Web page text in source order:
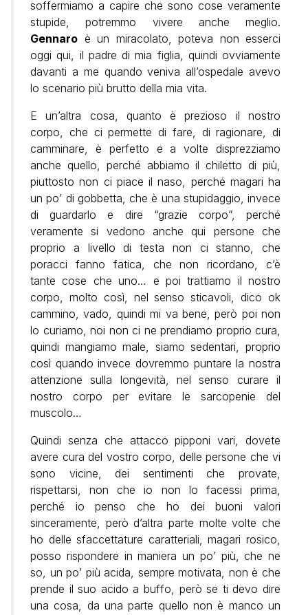
soffermiamo a capire che sono cose veramente
stupide, potremmo vivere anche meglio.
Gennaro è un miracolato, poteva non esserci
oggi qui, il padre di mia figlia, quindi ovviamente
davanti a me quando veniva all’ospedale avevo
lo scenario più brutto della mia vita.
E un’altra cosa, quanto è prezioso il nostro
corpo, che ci permette di fare, di ragionare, di
camminare, è perfetto e a volte disprezziamo
anche quello, perché abbiamo il chiletto di più,
piuttosto non ci piace il naso, perché magari ha
un po’ di gobbetta, che è una stupidaggio, invece
di guardarlo e dire “grazie corpo”, perché
veramente si vedono anche qui persone che
proprio a livello di testa non ci stanno, che
poracci fanno fatica, che non ricordano, c’è
tante cose che uno… e poi trattiamo il nostro
corpo, molto così, nel senso sticavoli, dico ok
cammino, vado, quindi mi va bene, però poi non
lo curiamo, noi non ci ne prendiamo proprio cura,
quindi mangiamo male, siamo sedentari, proprio
così quando invece dovremmo puntare la nostra
attenzione sulla longevità, nel senso curare il
nostro corpo per evitare le sarcopenie del
muscolo…
Quindi senza che attacco pipponi vari, dovete
avere cura del vostro corpo, delle persone che vi
sono vicine, dei sentimenti che provate,
rispettarsi, non che io non lo facessi prima,
perché io penso che ho dei buoni valori
sinceramente, però d’altra parte molte volte che
ho delle sfaccettature caratteriali, magari rosico,
posso rispondere in maniera un po’ più, che ne
so, un po’ più acida, sempre motivata, non è che
prende il suo acido a buffo, però se ti devo dire
una cosa, da una parte quello non è manco un